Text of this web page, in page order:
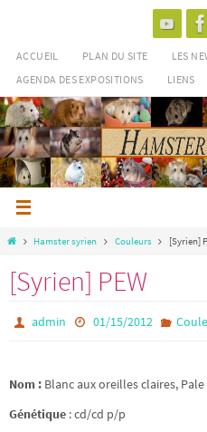
contenu
ACCUEIL PLAN DU SITE LES
AGENDA DES EXPOSITIONS
LIENS
HomeHamster syrien Couleurs [Syrien]
[Syrien] PEW
admin 01/15/2012
Nom : Blanc aux oreilles claires,
Génétique : cd/cd p/p